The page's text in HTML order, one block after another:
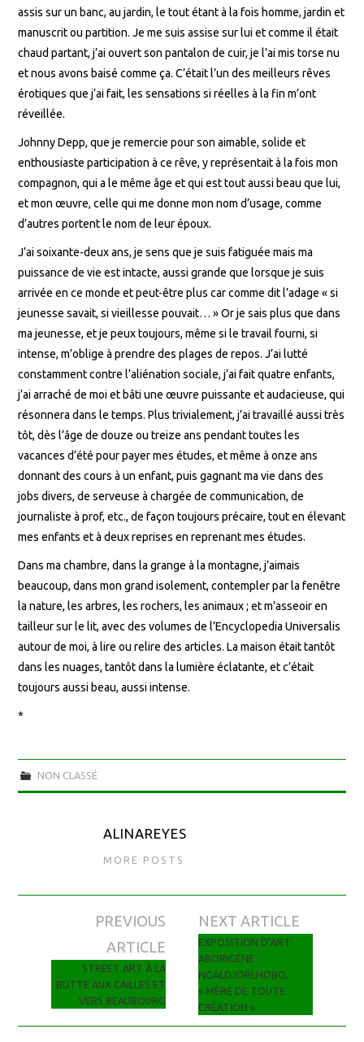
assis sur un banc, au jardin, le tout étant à la fois homme, jardin et
manuscrit ou partition. Je me suis assise sur lui et comme il était
chaud partant, j’ai ouvert son pantalon de cuir, je l’ai mis torse nu
et nous avons baisé comme ça. C’était l’un des meilleurs rêves
érotiques que j’ai fait, les sensations si réelles à la fin m’ont
réveillée.
Johnny Depp, que je remercie pour son aimable, solide et
enthousiaste participation à ce rêve, y représentait à la fois mon
compagnon, qui a le même âge et qui est tout aussi beau que lui,
et mon œuvre, celle qui me donne mon nom d’usage, comme
d’autres portent le nom de leur époux.
J’ai soixante-deux ans, je sens que je suis fatiguée mais ma
puissance de vie est intacte, aussi grande que lorsque je suis
arrivée en ce monde et peut-être plus car comme dit l’adage « si
jeunesse savait, si vieillesse pouvait… » Or je sais plus que dans
ma jeunesse, et je peux toujours, même si le travail fourni, si
intense, m’oblige à prendre des plages de repos. J’ai lutté
constamment contre l’aliénation sociale, j’ai fait quatre enfants,
j’ai arraché de moi et bâti une œuvre puissante et audacieuse, qui
résonnera dans le temps. Plus trivialement, j’ai travaillé aussi très
tôt, dès l’âge de douze ou treize ans pendant toutes les
vacances d’été pour payer mes études, et même à onze ans
donnant des cours à un enfant, puis gagnant ma vie dans des
jobs divers, de serveuse à chargée de communication, de
journaliste à prof, etc., de façon toujours précaire, tout en élevant
mes enfants et à deux reprises en reprenant mes études.
Dans ma chambre, dans la grange à la montagne, j’aimais
beaucoup, dans mon grand isolement, contempler par la fenêtre
la nature, les arbres, les rochers, les animaux ; et m’asseoir en
tailleur sur le lit, avec des volumes de l’Encyclopedia Universalis
autour de moi, à lire ou relire des articles. La maison était tantôt
dans les nuages, tantôt dans la lumière éclatante, et c’était
toujours aussi beau, aussi intense.
*
NON CLASSÉ
ALINAREYES
MORE POSTS
Navigation des articles
PREVIOUS
ARTICLE
STREET ART À LA
BUTTE AUX CAILLES ET
VERS BEAUBOURG
NEXT ARTICLE
EXPOSITION D’ART
ABORIGÈNE :
NGALDJORLHOBO,
« MÈRE DE TOUTE
CRÉATION »